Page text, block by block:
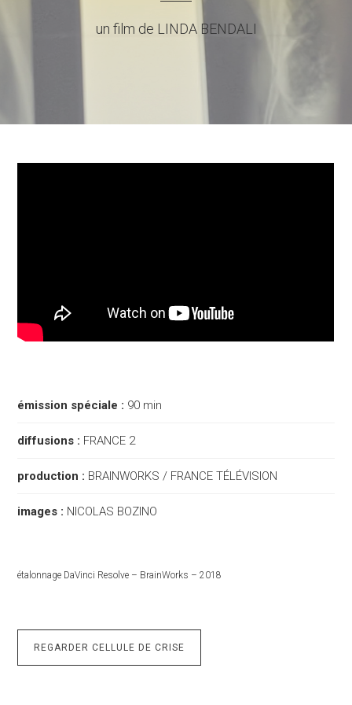
un film de LINDA BENDALI
émission spéciale : 90 min
diffusions : FRANCE 2
production : BRAINWORKS / FRANCE TÉLÉVISION
images : NICOLAS BOZINO
étalonnage DaVinci Resolve – BrainWorks – 2018
REGARDER CELLULE DE CRISE